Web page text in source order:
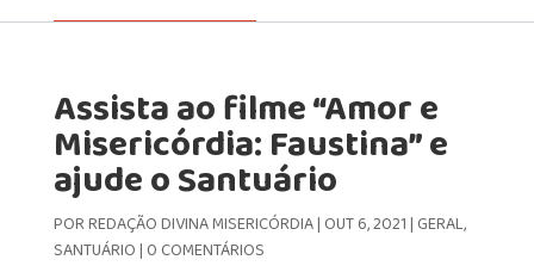
Assista ao filme “Amor e
Misericórdia: Faustina” e
ajude o Santuário
PORREDAÇÃO DIVINA MISERICÓRDIA| OUT 6, 2021| GERAL,
SANTUÁRIO| 0 COMENTÁRIOS